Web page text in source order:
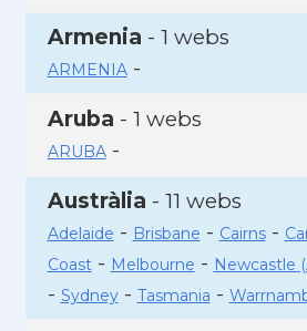
Armenia - 1 webs
ARMENIA-
Aruba - 1 webs
ARUBA-
Austràlia - 11 webs
Adelaide - Brisbane - Cairns-
Coast- Melbourne - Newcastle
- Sydney- Tasmania -